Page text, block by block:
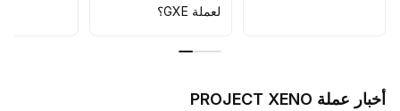
لعملة GXE؟
أخبار عملة PROJECT XENO